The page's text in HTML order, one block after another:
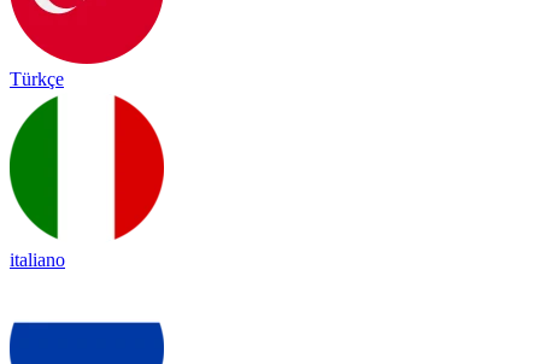
Türkçe
italiano